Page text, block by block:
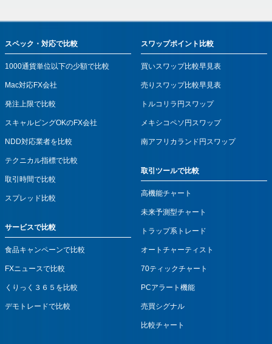
スペック・対応で比較
1000通貨単位以下の少額で比較
Mac対応FX会社
発注上限で比較
スキャルピングOKのFX会社
NDD対応業者を比較
テクニカル指標で比較
取引時間で比較
スプレッド比較
サービスで比較
食品キャンペーンで比較
FXニュースで比較
くりっく３６５を比較
デモトレードで比較
スワップポイント比較
買いスワップ比較早見表
売りスワップ比較早見表
トルコリラ円スワップ
メキシコペソ円スワップ
南アフリカランド円スワップ
取引ツールで比較
高機能チャート
未来予測型チャート
トラップ系トレード
オートチャーティスト
70ティックチャート
PCアラート機能
売買シグナル
比較チャート